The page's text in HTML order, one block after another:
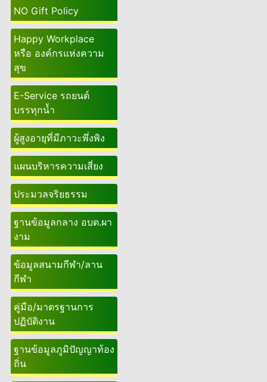
NO Gift Policy
Happy Workplace
หรือ องค์กรแห่งความ
สุข
E-Service รถยนต์
บรรทุกน้ำ
ผู้สูงอายุที่มีภาวะพึ่งพิง
แผนบริหารความเสี่ยง
ประมวลจริยธรรม
ฐานข้อมูลกลาง อบต.ผา
งาม
ข้อมูลสนามกีฬา/ลาน
กีฬา
คู่มือ/มาตรฐานการ
ปฏิบัติงาน
ฐานข้อมูลภูมิปัญญาท้อง
ถิ่น